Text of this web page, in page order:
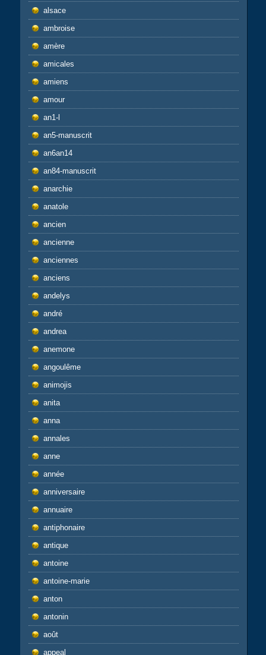
alsace
ambroise
amère
amicales
amiens
amour
an1-l
an5-manuscrit
an6an14
an84-manuscrit
anarchie
anatole
ancien
ancienne
anciennes
anciens
andelys
andré
andrea
anemone
angoulême
animojis
anita
anna
annales
anne
année
anniversaire
annuaire
antiphonaire
antique
antoine
antoine-marie
anton
antonin
août
appeal